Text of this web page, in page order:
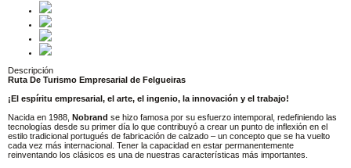
Descripción
Ruta De Turismo Empresarial de Felgueiras
¡El espíritu empresarial, el arte, el ingenio, la innovación y el trabajo!
Nacida en 1988, Nobrand se hizo famosa por su esfuerzo intemporal, redefiniendo las
tecnologías desde su primer día lo que contribuyó a crear un punto de inflexión en el
estilo tradicional portugués de fabricación de calzado – un concepto que se ha vuelto
cada vez más internacional. Tener la capacidad en estar permanentemente
reinventando los clásicos es una de nuestras características más importantes.